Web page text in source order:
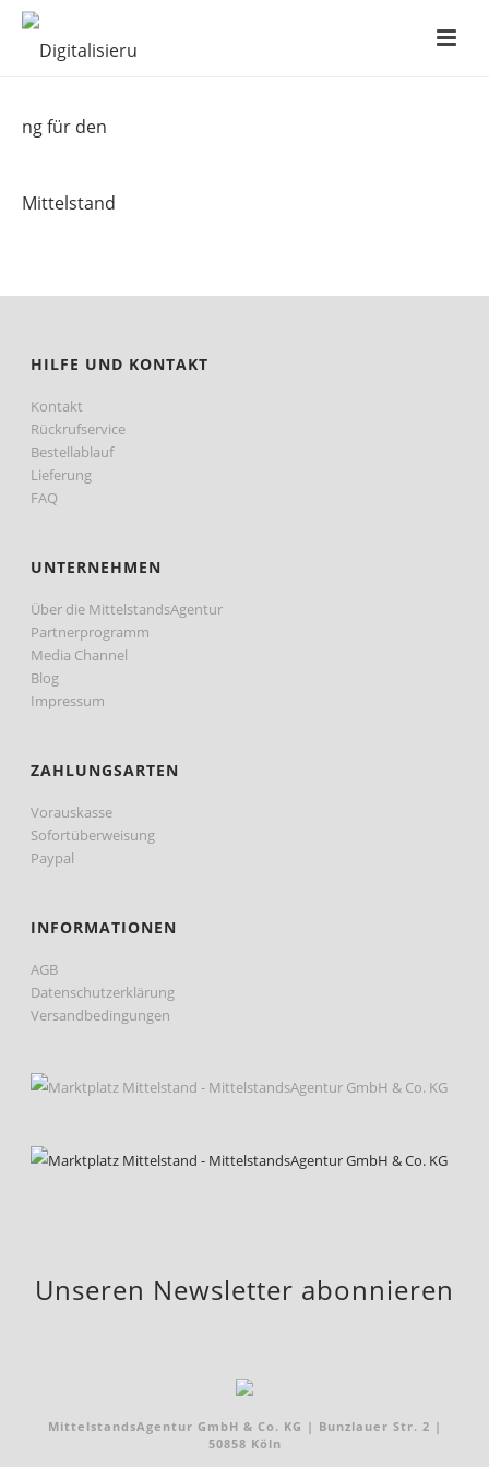
LOGO
HILFE UND KONTAKT
Kontakt
Rückrufservice
Bestellablauf
Lieferung
FAQ
UNTERNEHMEN
Über die MittelstandsAgentur
Partnerprogramm
Media Channel
Blog
Impressum
ZAHLUNGSARTEN
Vorauskasse
Sofortüberweisung
Paypal
INFORMATIONEN
AGB
Datenschutzerklärung
Versandbedingungen
Unseren Newsletter abonnieren
MittelstandsAgentur GmbH & Co. KG | Bunzlauer Str. 2 |
50858 Köln